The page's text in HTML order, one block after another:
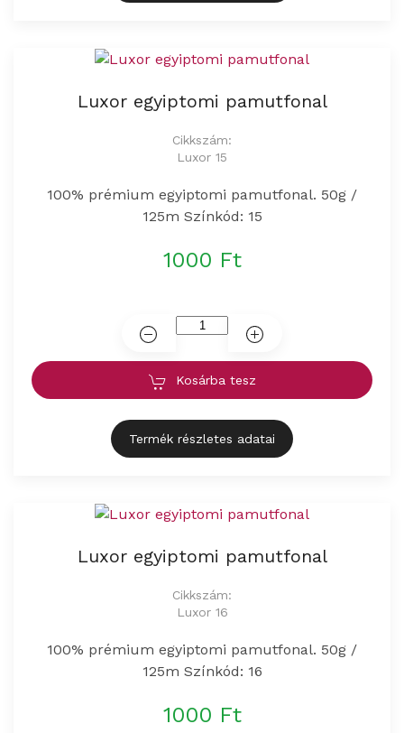
Luxor egyiptomi pamutfonal
Cikkszám:
Luxor 15
100% prémium egyiptomi pamutfonal. 50g /
125m Színkód: 15
1000 Ft
Kosárba tesz
Termék részletes adatai
Luxor egyiptomi pamutfonal
Cikkszám:
Luxor 16
100% prémium egyiptomi pamutfonal. 50g /
125m Színkód: 16
1000 Ft